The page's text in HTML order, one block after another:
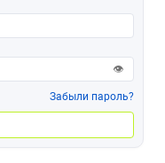
👁
Забыли пароль?